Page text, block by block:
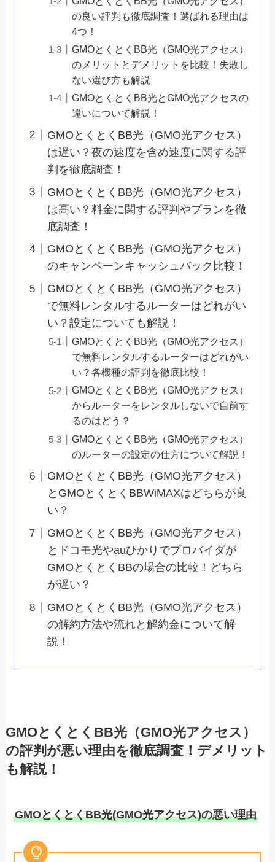
の良い評判も徹底調査！選ばれる理由は
4つ！
GMOとくとくBB光（GMO光アクセス）
のメリットとデメリットを比較！失敗し
ない選び方も解説
GMOとくとくBB光とGMO光アクセスの
違いについて解説！
GMOとくとくBB光（GMO光アクセス）
は遅い？夜の速度を含め速度に関する評
判を徹底調査！
GMOとくとくBB光（GMO光アクセス）
は高い？料金に関する評判やプランを徹
底調査！
GMOとくとくBB光（GMO光アクセス）
のキャンペーンキャッシュバック比較！
GMOとくとくBB光（GMO光アクセス）
で無料レンタルするルーターはどれがい
い？設定についても解説！
GMOとくとくBB光（GMO光アクセス）
で無料レンタルするルーターはどれがい
い？各機種の評判を徹底比較！
GMOとくとくBB光（GMO光アクセス）
からルーターをレンタルしないで自前す
るのはどう？
GMOとくとくBB光（GMO光アクセス）
のルーターの設定の仕方について解説！
GMOとくとくBB光（GMO光アクセス）
とGMOとくとくBBWiMAXはどちらが良
い？
GMOとくとくBB光（GMO光アクセス）
とドコモ光やauひかりでプロバイダが
GMOとくとくBBの場合の比較！どちら
が遅い？
GMOとくとくBB光（GMO光アクセス）
の解約方法や流れと解約金について解
説！
GMOとくとくBB光（GMO光アクセス）
の評判が悪い理由を徹底調査！デメリット
も解説！
GMOとくとくBB光(GMO光アクセス)の悪い理由